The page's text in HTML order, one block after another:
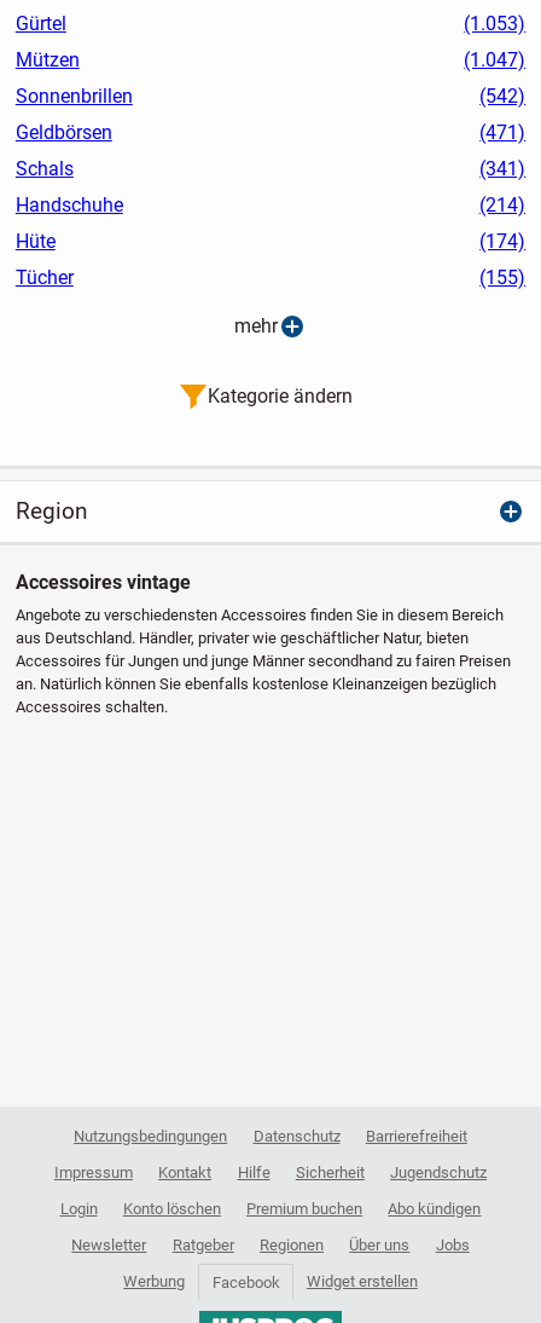
Gürtel
(1.053)
Mützen
(1.047)
Sonnenbrillen
(542)
Geldbörsen
(471)
Schals
(341)
Handschuhe
(214)
Hüte
(174)
Tücher
(155)
mehr
Kategorie ändern
Region
Accessoires vintage
Angebote zu verschiedensten Accessoires finden Sie in diesem Bereich
aus Deutschland. Händler, privater wie geschäftlicher Natur, bieten
Accessoires für Jungen und junge Männer secondhand zu fairen Preisen
an. Natürlich können Sie ebenfalls kostenlose Kleinanzeigen bezüglich
Accessoires schalten.
Nutzungsbedingungen Datenschutz
Barrierefreiheit
Impressum
Kontakt Hilfe Sicherheit
Jugendschutz
Login
Konto löschen Premium buchen
Abo kündigen
Newsletter
Ratgeber Regionen Über uns
Jobs
Werbung
Facebook Widget erstellen